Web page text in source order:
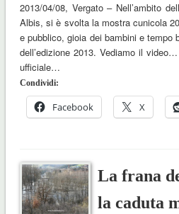
2013/04/08, Vergato – Nell’ambito
Albis, si è svolta la mostra cunicola
e pubblico, gioia dei bambini e tempo
dell’edizione 2013. Vediamo il
ufficiale…
Condividi:
Facebook X
La frana
la caduta